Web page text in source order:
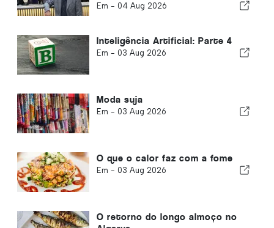
Em - 04 Aug 2026
Inteligência Artificial: Parte 4
Em - 03 Aug 2026
Moda suja
Em - 03 Aug 2026
O que o calor faz com a fome
Em - 03 Aug 2026
O retorno do longo almoço no